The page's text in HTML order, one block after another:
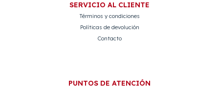
SERVICIO AL CLIENTE
Términos y condiciones
Políticas de devolución
Contacto
PUNTOS DE ATENCIÓN